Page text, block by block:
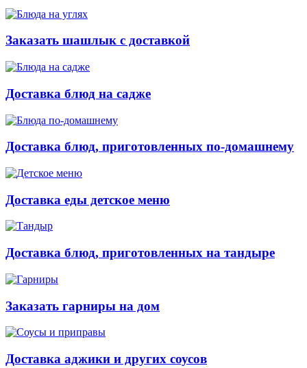
Заказать шашлык с доставкой
Доставка блюд на садже
Доставка блюд, приготовленных по-домашнему
Доставка еды детское меню
Доставка блюд, приготовленных на тандыре
Заказать гарниры на дом
Доставка аджики и других соусов